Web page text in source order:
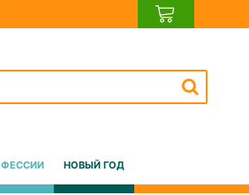
НОВЫЙ ГОД